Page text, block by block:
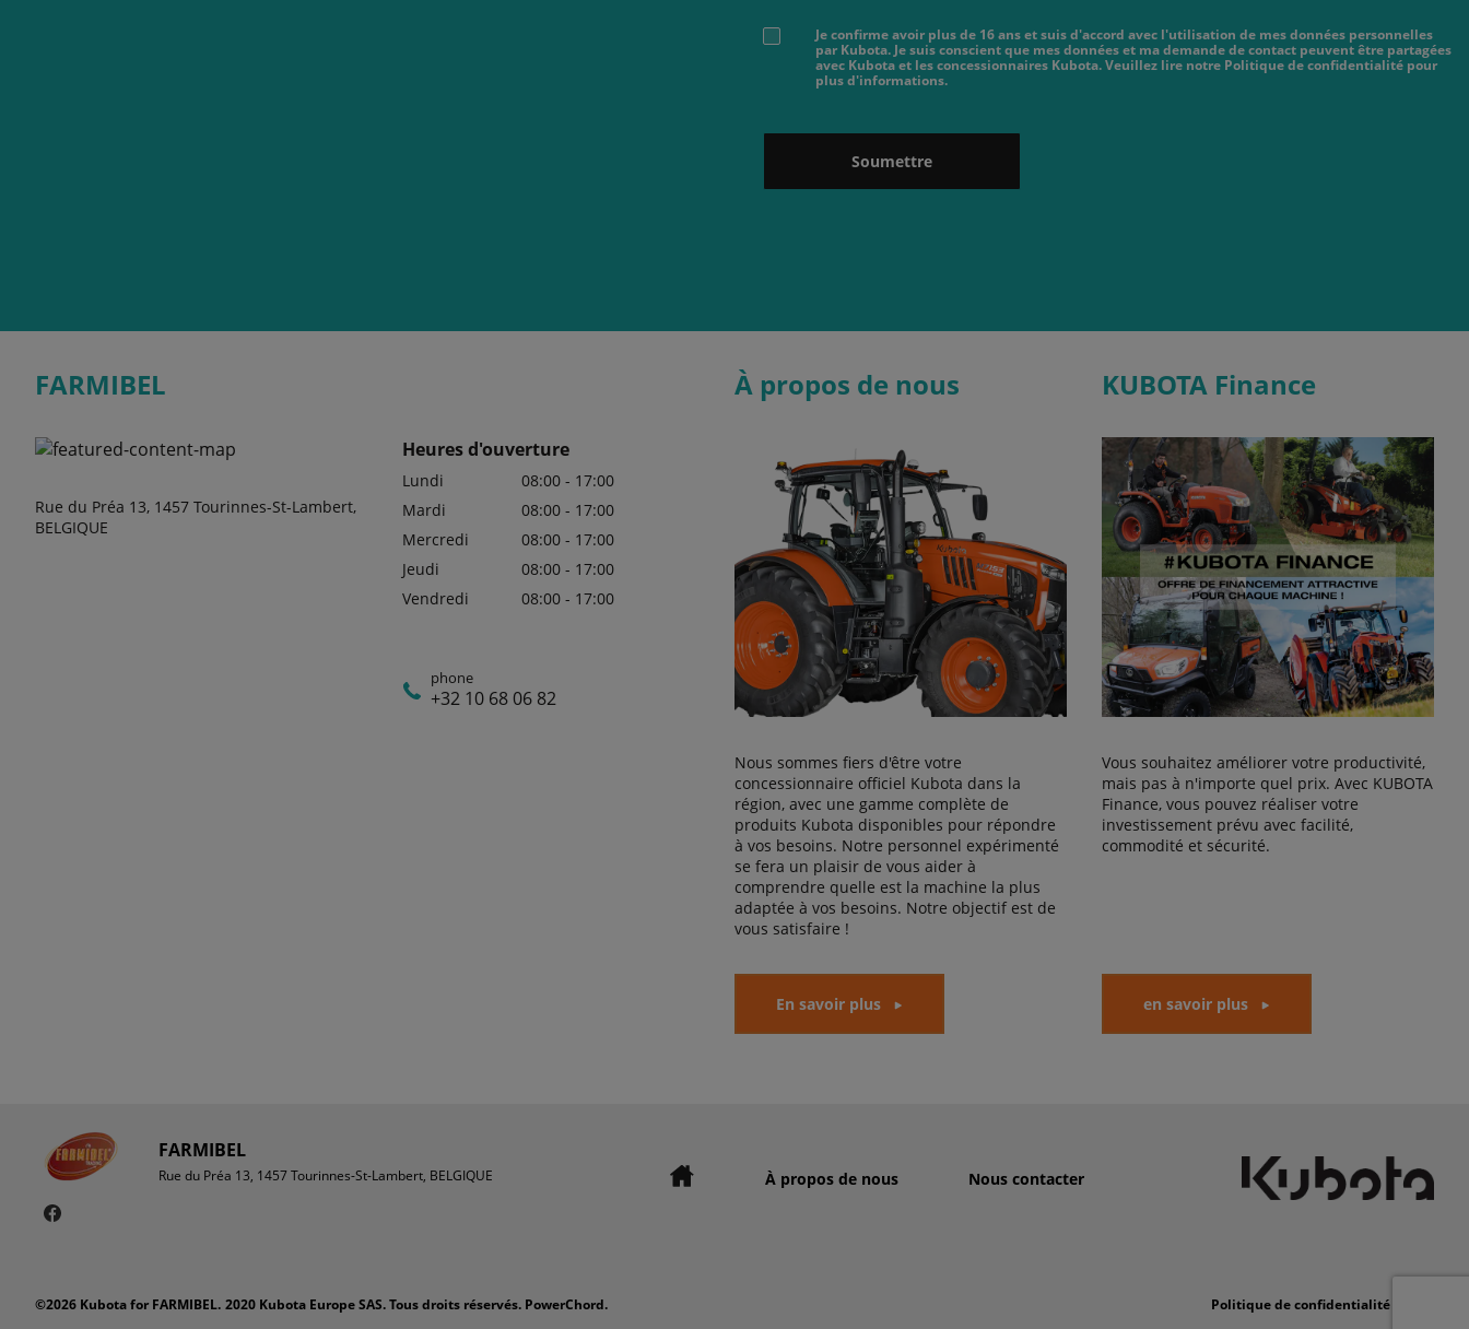
Je confirme avoir plus de 16 ans et suis d'accord avec l'utilisation de mes données personnelles
par Kubota. Je suis conscient que mes données et ma demande de contact peuvent être partagées
avec Kubota et les concessionnaires Kubota. Veuillez lire notre Politique de confidentialité pour
plus d'informations.
Soumettre
FARMIBEL
Rue du Préa 13, 1457 Tourinnes-St-Lambert,
BELGIQUE
Heures d'ouverture
Lundi
08:00 - 17:00
Mardi
08:00 - 17:00
Mercredi
08:00 - 17:00
Jeudi
08:00 - 17:00
Vendredi
08:00 - 17:00
phone
+32 10 68 06 82
À propos de nous
Nous sommes fiers d'être votre
concessionnaire officiel Kubota dans la
région, avec une gamme complète de
produits Kubota disponibles pour répondre
à vos besoins. Notre personnel expérimenté
se fera un plaisir de vous aider à
comprendre quelle est la machine la plus
adaptée à vos besoins. Notre objectif est de
vous satisfaire !
En savoir plus
KUBOTA Finance
Vous souhaitez améliorer votre productivité,
mais pas à n'importe quel prix. Avec KUBOTA
Finance, vous pouvez réaliser votre
investissement prévu avec facilité,
commodité et sécurité.
en savoir plus
FARMIBEL
Rue du Préa 13, 1457 Tourinnes-St-Lambert, BELGIQUE À propos de nous Nous contacter
©2026 Kubota for FARMIBEL. 2020 Kubota Europe SAS. Tous droits réservés. PowerChord. Politique de confidentialité